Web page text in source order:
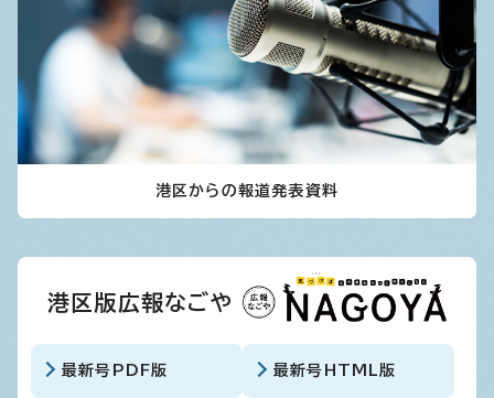
港区からの報道発表資料
港区版広報なごや
最新号PDF版 最新号HTML版